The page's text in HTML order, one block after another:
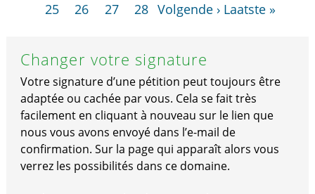
25
26 27 28 Volgende › Laatste »
Changer votre signature
Votre signature d’une pétition peut toujours être
adaptée ou cachée par vous. Cela se fait très
facilement en cliquant à nouveau sur le lien que
nous vous avons envoyé dans l’e-mail de
confirmation. Sur la page qui apparaît alors vous
verrez les possibilités dans ce domaine.